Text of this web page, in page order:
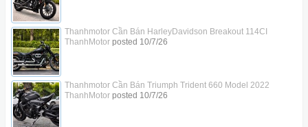
Thanhmotor Cần Bán HarleyDavidson Breakout 114CI
ThanhMotorposted 10/7/26
Thanhmotor Cần Bán Triumph Trident 660 Model 2022
ThanhMotorposted 10/7/26